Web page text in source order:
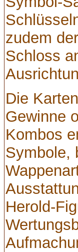
zudem
Schloss
Die
Gewinne
Kombos
Symbole,
Herold-